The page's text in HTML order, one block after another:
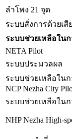
ลำโพง 21 จุด
ระบบสั่งการด้วยเสี
ระบบช่วยเหลือใน
NETA Pilot
ระบบประมวลผล
ระบบช่วยเหลือใน
NCP Nezha City
ระบบช่วยเหลือใน
NHP Nezha High-